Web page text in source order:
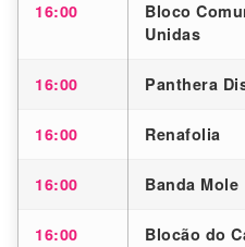
16:00
Bloco
Unidas
16:00 Panthera
16:00 Renafolia
16:00 Banda Mole
16:00 Blocão do